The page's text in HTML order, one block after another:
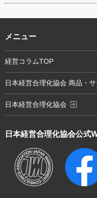
日本経営合理化協会公式
メニュー
経営コラムTOP
日本経営合理化協会 商品・
日本経営合理化協会 exit_to_app